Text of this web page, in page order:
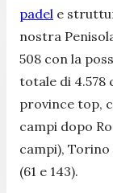
padel e
nostra
508 con la
totale di 4.578
province top,
campi dopo
campi), Torino
(61 e 143).